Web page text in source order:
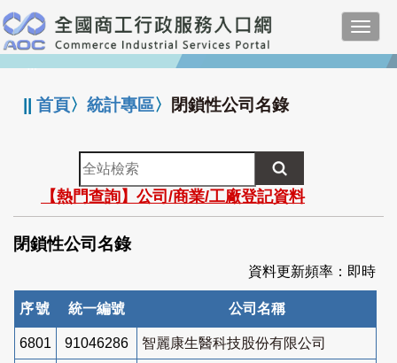
跳
到
主
要
:::
||首頁〉統計專區〉 閉鎖性公司名錄
全
站
檢
索
【熱門查詢】公司/商業/工廠登記資料
閉鎖性公司名錄
資料更新頻率：即時
序號 統一編號 公司名稱
6801 91046286 智麗康生醫科技股份有限公司